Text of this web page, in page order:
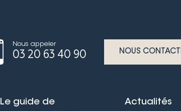
Nous appeler
03 20 63 40 90 NOUS
Le guide de
Actualités